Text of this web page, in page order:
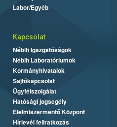
Labor/Egyéb
Kapcsolat
Nébih Igazgatóságok
Nébih Laboratóriumok
Kormányhivatalok
Sajtókapcsolat
Ügyfélszolgálat
Hatósági jogsegély
Élelmiszermentő Központ
Hírlevél feliratkozás